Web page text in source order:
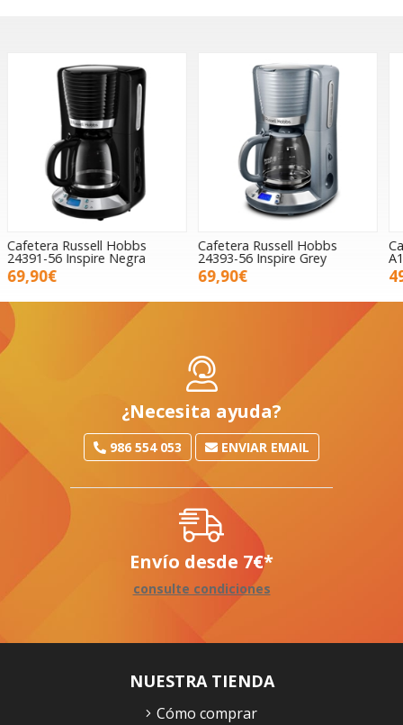
Cafetera Russell Hobbs
24393-56 Inspire Grey
69,90€
Cafetera exprés BRA Kaffe
A170407
49,90€
¿Necesita ayuda?
986 554 053 ENVIAR EMAIL
Envío desde 7€*
consulte condiciones
NUESTRA TIENDA
Cómo comprar